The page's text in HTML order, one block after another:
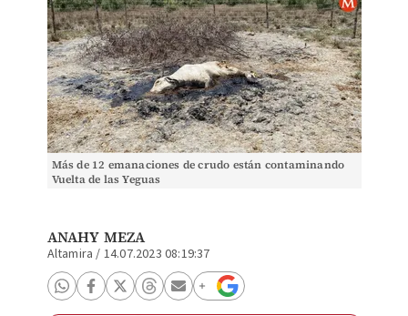
Más de 12 emanaciones de crudo están contaminando
Vuelta de las Yeguas
ANAHY MEZA
Altamira / 14.07.2023 08:19:37